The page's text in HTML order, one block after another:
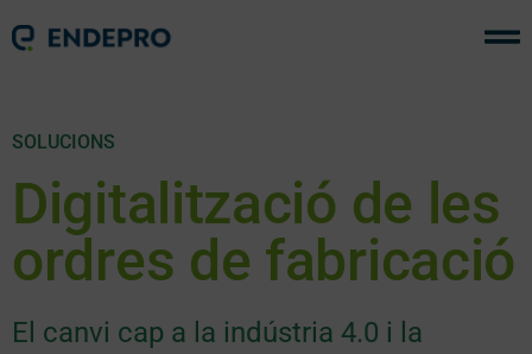
SOLUCIONS
Digitalització de les
ordres de fabricació
El canvi cap a la indústria 4.0 i la